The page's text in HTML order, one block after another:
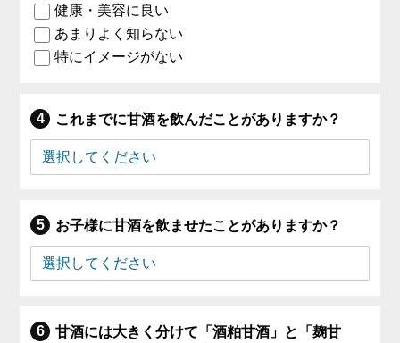
健康・美容に良い
あまりよく知らない
特にイメージがない
これまでに甘酒を飲んだことがありますか？
お子様に甘酒を飲ませたことがありますか？
甘酒には大きく分けて「酒粕甘酒」と「麹甘